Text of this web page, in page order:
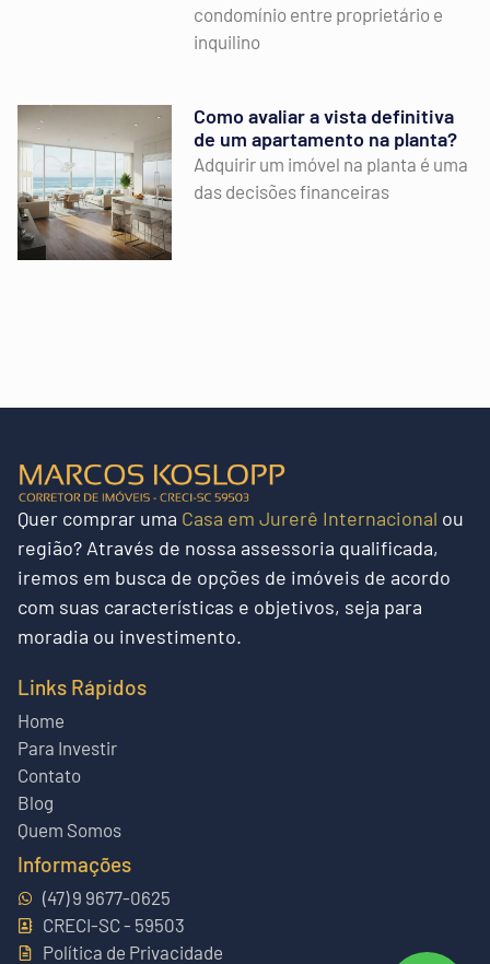
condomínio entre proprietário e
inquilino
Como avaliar a vista definitiva
de um apartamento na planta?
Adquirir um imóvel na planta é uma
das decisões financeiras
Quer comprar uma Casa em Jurerê Internacional ou
região? Através de nossa assessoria qualificada,
iremos em busca de opções de imóveis de acordo
com suas características e objetivos, seja para
moradia ou investimento.
Links Rápidos
Home
Para Investir
Contato
Blog
Quem Somos
Informações
(47) 9 9677-0625
CRECI-SC - 59503
Política de Privacidade